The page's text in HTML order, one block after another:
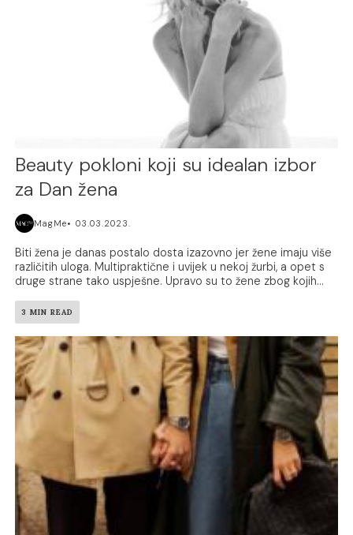
Beauty pokloni koji su idealan izbor
za Dan žena
MagMe 03.03.2023.
Biti žena je danas postalo dosta izazovno jer žene imaju više
različitih uloga. Multipraktične i uvijek u nekoj žurbi, a opet s
druge strane tako uspješne. Upravo su to žene zbog kojih...
3 MIN READ